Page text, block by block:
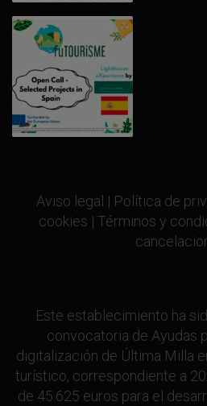
Aviso legal | Política de
cookies | Términos y
Este establecimiento ha
convocatoria de Ayudas
digitalización de Última Milla
turístico, correspondiente a
de 45.625 euros para el